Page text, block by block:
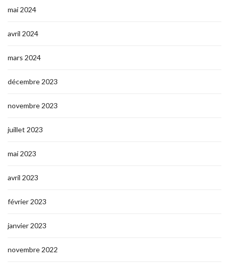
mai 2024
avril 2024
mars 2024
décembre 2023
novembre 2023
juillet 2023
mai 2023
avril 2023
février 2023
janvier 2023
novembre 2022